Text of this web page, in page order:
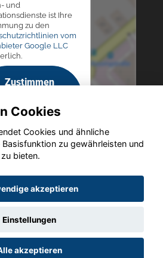
und
ist Ihre
zu den
vom
Google LLC
Zustimmen
aktivieren
2026. Altmann Autoland
Impressum AGB
Cookies
Cookies und ähnliche
zu gewährleisten und
bieten.
akzeptieren
Einstellungen
akzeptieren